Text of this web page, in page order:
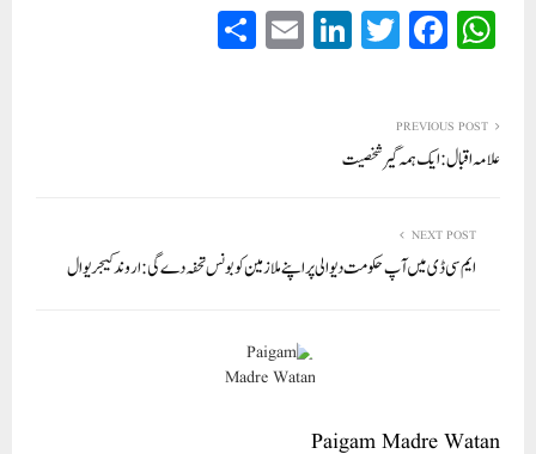
W
ha
A
pp
Fa
ce
ok
T
wi
r
Li
nk
E
m
PREVIOUS POST
علامہ اقبال : ایک ہمہ گیر شخصیت
NEXT POST
ایم سی ڈی میں آپ حکومت دیوالی پر اپنے ملازمین کو بونس تحفہ دے گی: اروند کیجریوال
Paigam Madre Watan